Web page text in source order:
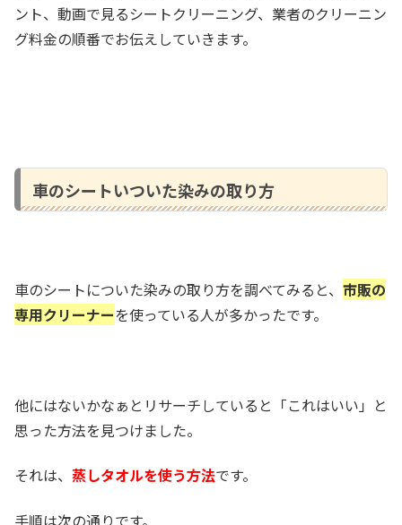
ント、動画で見るシートクリーニング、業者のクリーニン
グ料金の順番でお伝えしていきます。
車のシートいついた染みの取り方
車のシートについた染みの取り方を調べてみると、 市販の
専用クリーナーを使っている人が多かったです。
他にはないかなぁとリサーチしていると「これはいい」と
思った方法を見つけました。
それは、 蒸しタオルを使う方法です。
手順は次の通りです。